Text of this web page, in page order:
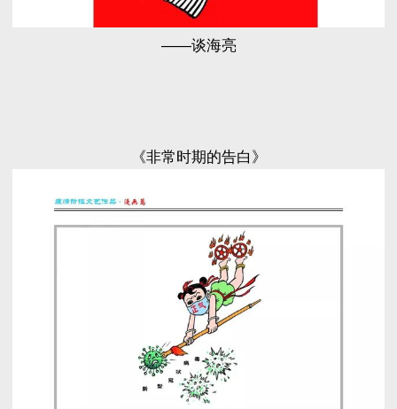
——谈海亮
《非常时期的告白》